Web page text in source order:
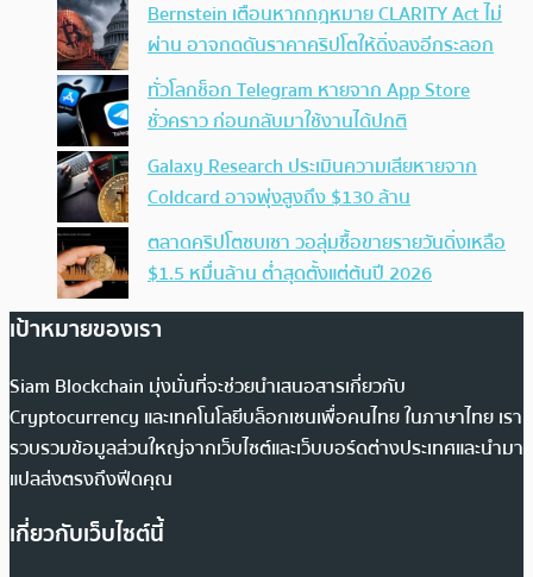
Bernstein เตือนหากกฎหมาย CLARITY Act ไม่
ผ่าน อาจกดดันราคาคริปโตให้ดิ่งลงอีกระลอก
ทั่วโลกช็อก Telegram หายจาก App Store
ชั่วคราว ก่อนกลับมาใช้งานได้ปกติ
Galaxy Research ประเมินความเสียหายจาก
Coldcard อาจพุ่งสูงถึง $130 ล้าน
ตลาดคริปโตซบเซา วอลุ่มซื้อขายรายวันดิ่งเหลือ
$1.5 หมื่นล้าน ต่ำสุดตั้งแต่ต้นปี 2026
เป้าหมายของเรา
Siam Blockchain มุ่งมั่นที่จะช่วยนำเสนอสารเกี่ยวกับ
Cryptocurrency และเทคโนโลยีบล็อกเชนเพื่อคนไทย ในภาษาไทย เรา
รวบรวมข้อมูลส่วนใหญ่จากเว็บไซต์และเว็บบอร์ดต่างประเทศและนำมา
แปลส่งตรงถึงฟีดคุณ
เกี่ยวกับเว็บไซต์นี้